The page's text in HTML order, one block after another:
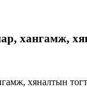
хангамж,